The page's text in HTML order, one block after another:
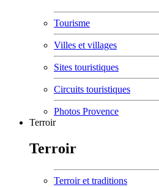
Tourisme
Villes et villages
Sites touristiques
Circuits touristiques
Photos Provence
Terroir
Terroir
Terroir et traditions